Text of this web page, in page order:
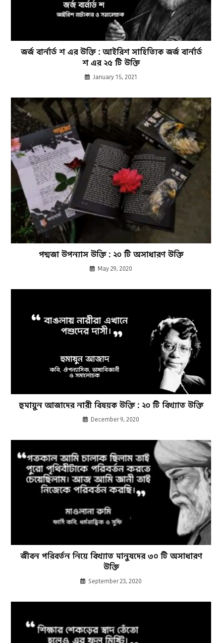
জর্জ বার্নার্ড শ এর উক্তি : আইরিশ সাহিত্যিক জর্জ বার্নার্ড
শ এর ২৫ টি উক্তি
January 15, 2021
পদ্মজা উপন্যাস উক্তি : ২০ টি অসাধারণ উক্তি
May 29, 2020
হুমায়ুন আজাদের নারী বিষয়ক উক্তি : ২০ টি বিখ্যাত উক্তি
December 9, 2020
জীবন পরিবর্তন নিয়ে বিখ্যাত মানুষদের ৩০ টি অসাধারণ
উক্তি
September 23, 2020